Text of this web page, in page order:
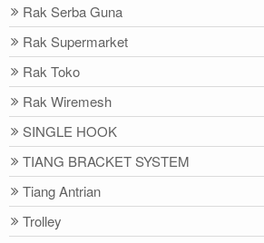
Rak Serba Guna
Rak Supermarket
Rak Toko
Rak Wiremesh
SINGLE HOOK
TIANG BRACKET SYSTEM
Tiang Antrian
Trolley